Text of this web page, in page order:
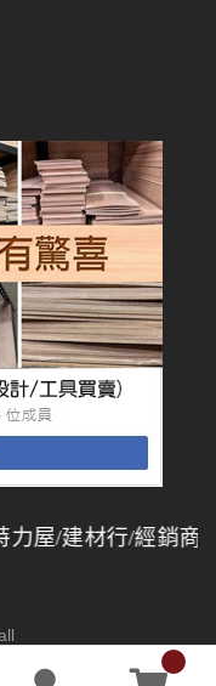
/建材行/經銷商，